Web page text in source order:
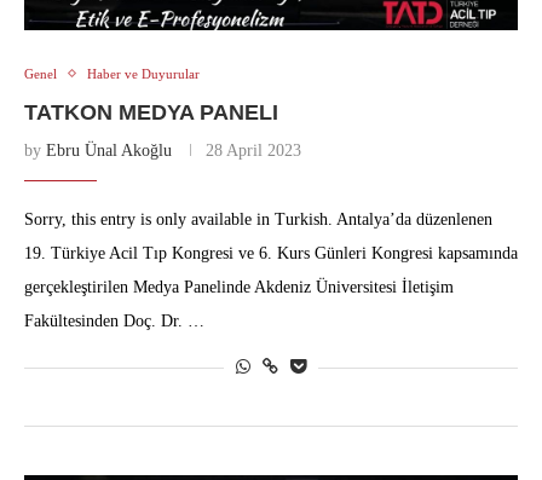
Genel Haber ve Duyurular
TATKON MEDYA PANELI
by Ebru Ünal Akoğlu 28 April 2023
Sorry, this entry is only available in Turkish. Antalya’da düzenlenen
19. Türkiye Acil Tıp Kongresi ve 6. Kurs Günleri Kongresi kapsamında
gerçekleştirilen Medya Panelinde Akdeniz Üniversitesi İletişim
Fakültesinden Doç. Dr. …